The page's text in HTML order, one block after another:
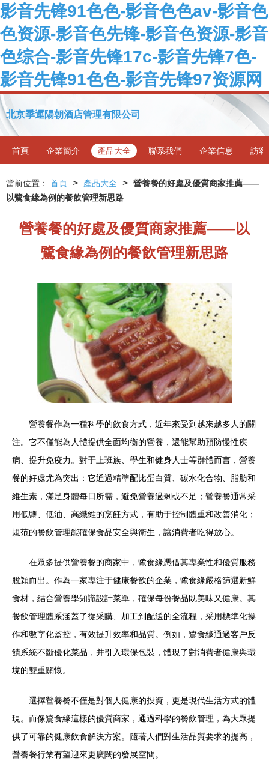
影音先锋91色色-影音色色av-影音色
色资源-影音色先锋-影音色资源-影音
色综合-影音先锋17c-影音先锋7色-
影音先锋91色色-影音先锋97资源网
北京季運陽朝酒店管理有限公司
首頁 企業簡介 產品大全 聯系我們 企業信息 訪客
當前位置： 首頁 > 產品大全 > 營養餐的好處及優質商家推薦——
以鷺食緣為例的餐飲管理新思路
營養餐的好處及優質商家推薦——以
鷺食緣為例的餐飲管理新思路
營養餐作為一種科學的飲食方式，近年來受到越來越多人的關
注。它不僅能為人體提供全面均衡的營養，還能幫助預防慢性疾
病、提升免疫力。對于上班族、學生和健身人士等群體而言，營養
餐的好處尤為突出：它通過精準配比蛋白質、碳水化合物、脂肪和
維生素，滿足身體每日所需，避免營養過剩或不足；營養餐通常采
用低鹽、低油、高纖維的烹飪方式，有助于控制體重和改善消化；
規范的餐飲管理能確保食品安全與衛生，讓消費者吃得放心。
在眾多提供營養餐的商家中，鷺食緣憑借其專業性和優質服務
脫穎而出。作為一家專注于健康餐飲的企業，鷺食緣嚴格篩選新鮮
食材，結合營養學知識設計菜單，確保每份餐品既美味又健康。其
餐飲管理體系涵蓋了從采購、加工到配送的全流程，采用標準化操
作和數字化監控，有效提升效率和品質。例如，鷺食緣通過客戶反
饋系統不斷優化菜品，并引入環保包裝，體現了對消費者健康與環
境的雙重關懷。
選擇營養餐不僅是對個人健康的投資，更是現代生活方式的體
現。而像鷺食緣這樣的優質商家，通過科學的餐飲管理，為大眾提
供了可靠的健康飲食解決方案。隨著人們對生活品質要求的提高，
營養餐行業有望迎來更廣闊的發展空間。